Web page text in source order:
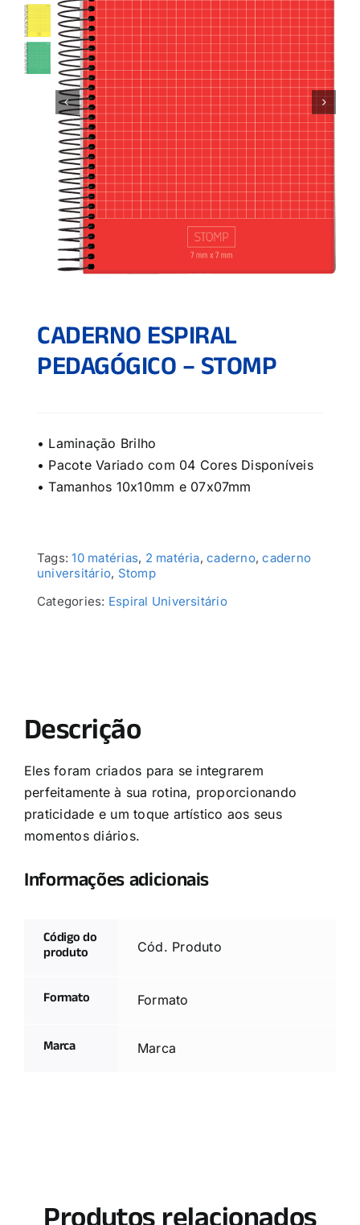
CADERNO ESPIRAL
PEDAGÓGICO – STOMP
• Laminação Brilho
• Pacote Variado com 04 Cores Disponíveis
• Tamanhos 10x10mm e 07x07mm
Tags:10 matérias, 2 matéria,caderno,caderno
universitário, Stomp
Categories: Espiral Universitário
Descrição
Eles foram criados para se integrarem
perfeitamente à sua rotina, proporcionando
praticidade e um toque artístico aos seus
momentos diários.
Informações adicionais
Código do
produto Cód. Produto
Formato Formato
Marca Marca